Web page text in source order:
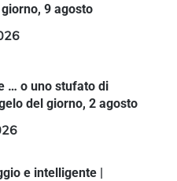
9 agosto
… o uno stufato di
del giorno, 2 agosto
e intelligente |